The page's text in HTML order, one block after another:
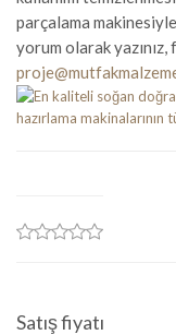
parçalama
yorum olarak
Satış fiyatı